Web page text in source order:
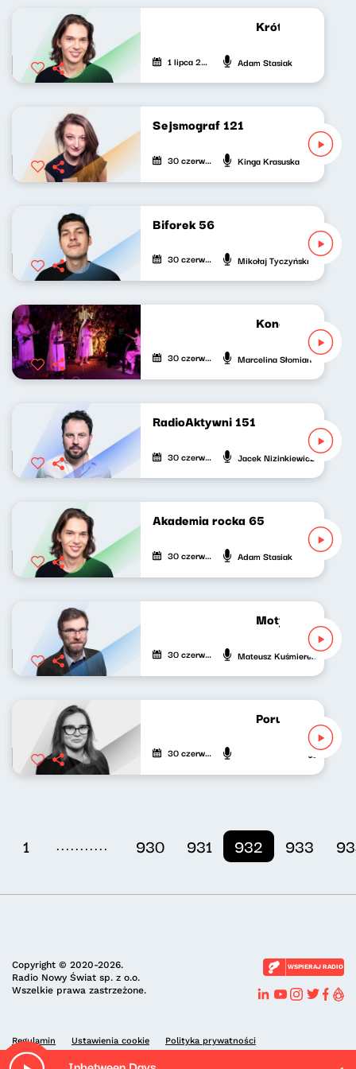
Krótkie
1 lipca 2023 Adam Stasiak
Sejsmograf 121
30 czerwca 2023 Kinga Krasuska
Biforek 56
30 czerwca 2023 Mikołaj Tyczyński
Koncert w Holu
30 czerwca 2023 Marcelina Słomian
RadioAktywni 151
30 czerwca 2023 Jacek Nizinkiewicz
Akademia rocka 65
30 czerwca 2023 Adam Stasiak
Motyw
30 czerwca 2023 Mateusz Kuśmierek
Porucznik
30 czerwca 2023 Joanna
1 ........... 930 931 932 933
Copyright © 2020-2026.
Radio Nowy Świat sp. z o.o.
Wszelkie prawa zastrzeżone.
WSPIERAJ RADIO
Regulamin Ustawienia cookie Polityka prywatności